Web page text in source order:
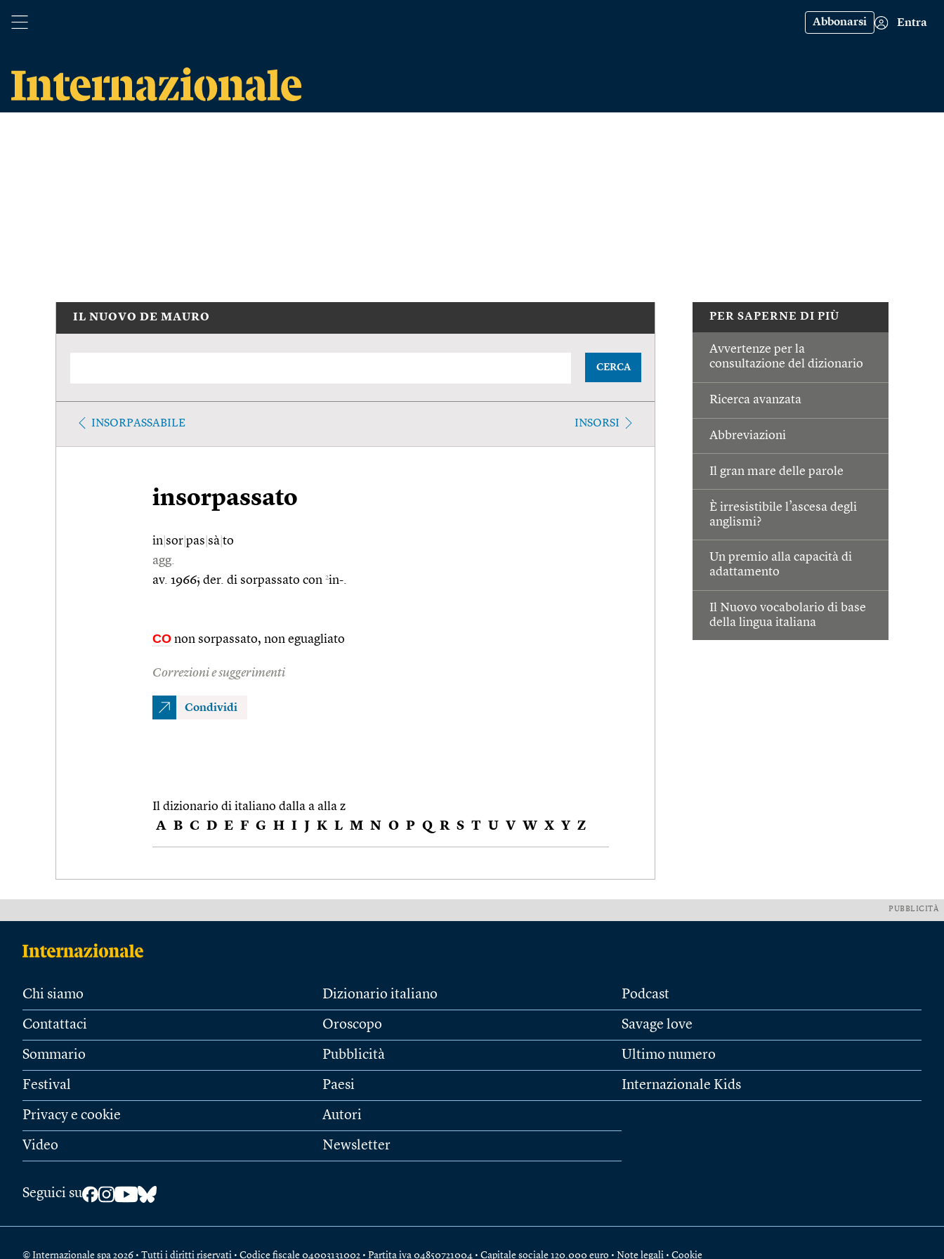
Abbonarsi Entra
PER SAPERNE DI PIÙ
Avvertenze per la
consultazione del dizionario
Ricerca avanzata
Abbreviazioni
Il gran mare delle parole
È irresistibile l’ascesa degli
anglismi?
Un premio alla capacità di
adattamento
Il Nuovo vocabolario di base
della lingua italiana
IL NUOVO DE MAURO
CERCA
INSORPASSABILE INSORSI
insorpassato
in sor pas sà to
agg.
av. 1966; der. di sorpassato con 2in-.
CO non sorpassato, non eguagliato
Correzioni e suggerimenti
Condividi
Il dizionario di italiano dalla a alla z
A B C D E F G H I J K L M N O P Q R S T U V W X Y Z
PUBBLICITÀ
Chi siamo
Contattaci
Sommario
Festival
Privacy e cookie
Video
Dizionario italiano
Oroscopo
Pubblicità
Paesi
Autori
Newsletter
Podcast
Savage love
Ultimo numero
Internazionale Kids
Seguici su
© Internazionale spa 2026 • Tutti i diritti riservati • Codice fiscale 04003131002 • Partita iva 04850721004 • Capitale sociale 120.000 euro • Note legali • Cookie